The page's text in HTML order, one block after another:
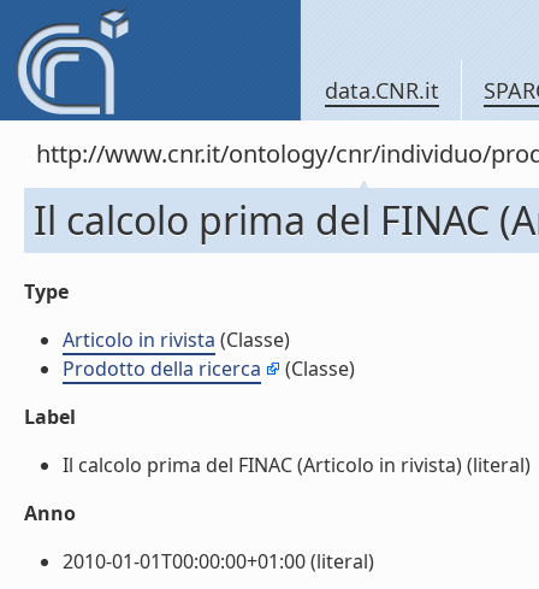
data.CNR.it
http://www.cnr.it/ontology/cnr/individuo/
Il calcolo prima del FINAC
Type
Articolo in rivista (Classe)
Prodotto della ricerca
(Classe)
Label
Il calcolo prima del FINAC (Articolo in rivista) (literal)
Anno
2010-01-01T00:00:00+01:00 (literal)